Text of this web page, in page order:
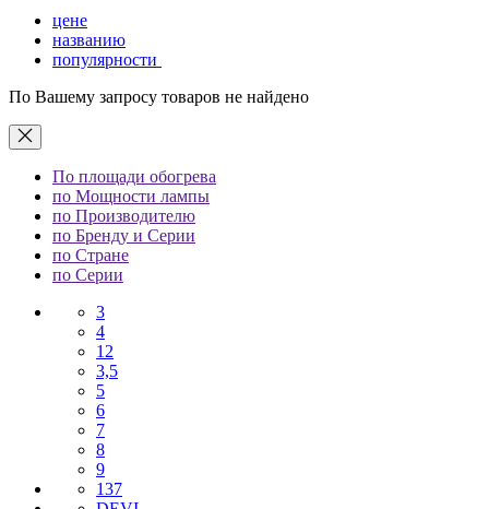
цене
названию
популярности
По Вашему запросу товаров не найдено
По площади обогрева
по Мощности лампы
по Производителю
по Бренду и Серии
по Стране
по Серии
3
4
12
3,5
5
6
7
8
9
137